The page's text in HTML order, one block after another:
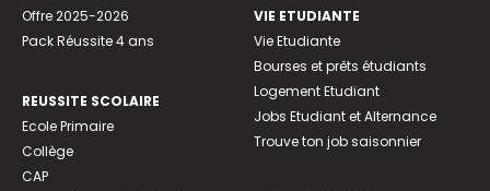
Offre 2025-2026
Pack Réussite 4 ans
REUSSITE SCOLAIRE
Ecole Primaire
Collège
CAP
VIE ETUDIANTE
Vie Etudiante
Bourses et prêts étudiants
Logement Etudiant
Jobs Etudiant et Alternance
Trouve ton job saisonnier